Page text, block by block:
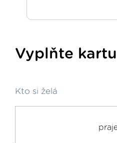
Vyplňte
Kto si želá